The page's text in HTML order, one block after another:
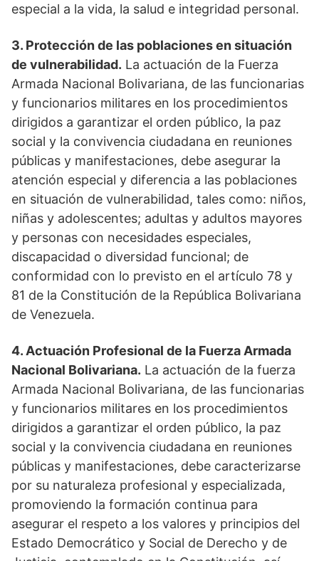
especial a la vida, la salud e integridad personal.
3. Protección de las poblaciones en situación
de vulnerabilidad. La actuación de la Fuerza
Armada Nacional Bolivariana, de las funcionarias
y funcionarios militares en los procedimientos
dirigidos a garantizar el orden público, la paz
social y la convivencia ciudadana en reuniones
públicas y manifestaciones, debe asegurar la
atención especial y diferencia a las poblaciones
en situación de vulnerabilidad, tales como: niños,
niñas y adolescentes; adultas y adultos mayores
y personas con necesidades especiales,
discapacidad o diversidad funcional; de
conformidad con lo previsto en el artículo 78 y
81 de la Constitución de la República Bolivariana
de Venezuela.
4. Actuación Profesional de la Fuerza Armada
Nacional Bolivariana. La actuación de la fuerza
Armada Nacional Bolivariana, de las funcionarias
y funcionarios militares en los procedimientos
dirigidos a garantizar el orden público, la paz
social y la convivencia ciudadana en reuniones
públicas y manifestaciones, debe caracterizarse
por su naturaleza profesional y especializada,
promoviendo la formación continua para
asegurar el respeto a los valores y principios del
Estado Democrático y Social de Derecho y de